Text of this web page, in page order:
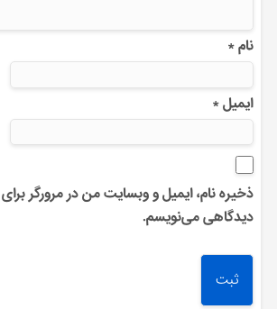
نام*
ایمیل*
ذخیره نام، ایمیل و وبسایت من در مرورگر برای
دیدگاهی می‌نویسم.